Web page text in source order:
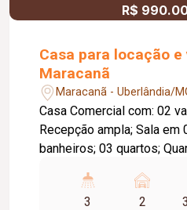
R$
Casa para locação
Maracanã
Maracanã - Uberlândia/
Casa Comercial com: 02
Recepção ampla; Sala em
banheiros; 03 quartos;
com laje; Piso taco;
3
2